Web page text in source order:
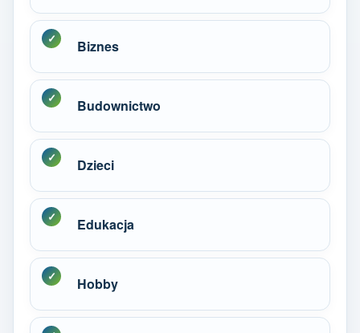
Biznes
Budownictwo
Dzieci
Edukacja
Hobby